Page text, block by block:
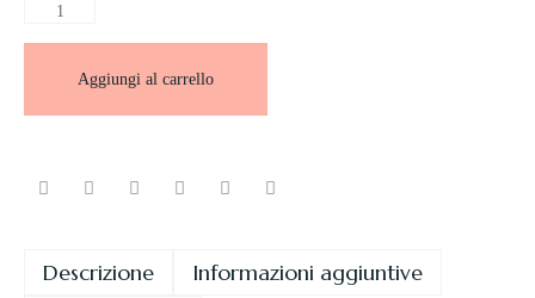
Aggiungi al carrello
Descrizione
Informazioni aggiuntive